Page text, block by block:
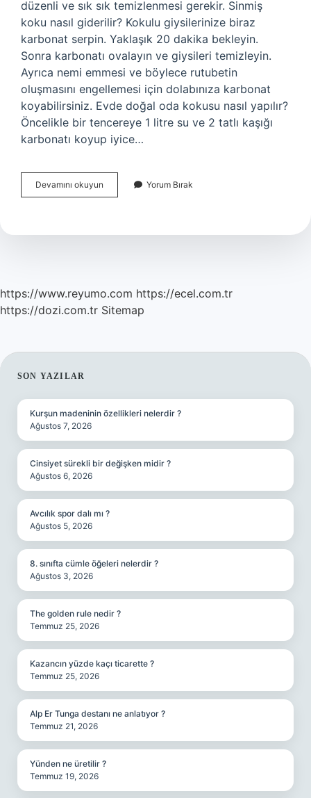
düzenli ve sık sık temizlenmesi gerekir. Sinmiş
koku nasıl giderilir? Kokulu giysilerinize biraz
karbonat serpin. Yaklaşık 20 dakika bekleyin.
Sonra karbonatı ovalayın ve giysileri temizleyin.
Ayrıca nemi emmesi ve böylece rutubetin
oluşmasını engellemesi için dolabınıza karbonat
koyabilirsiniz. Evde doğal oda kokusu nasıl yapılır?
Öncelikle bir tencereye 1 litre su ve 2 tatlı kaşığı
karbonatı koyup iyice…
Devamını okuyun
Koku
Yapılır
Yorum Bırak
https://www.reyumo.com https://ecel.com.tr
https://dozi.com.tr Sitemap
SIDEBAR
SON YAZILAR
Kurşun madeninin özellikleri nelerdir ?
Ağustos 7, 2026
Cinsiyet sürekli bir değişken midir ?
Ağustos 6, 2026
Avcılık spor dalı mı ?
Ağustos 5, 2026
8. sınıfta cümle öğeleri nelerdir ?
Ağustos 3, 2026
The golden rule nedir ?
Temmuz 25, 2026
Kazancın yüzde kaçı ticarette ?
Temmuz 25, 2026
Alp Er Tunga destanı ne anlatıyor ?
Temmuz 21, 2026
Yünden ne üretilir ?
Temmuz 19, 2026